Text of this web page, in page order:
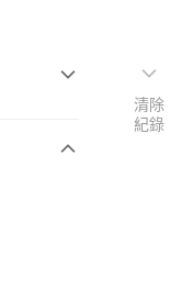
清除
紀錄